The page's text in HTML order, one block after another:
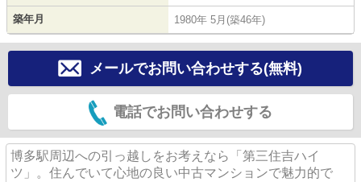
築年月 1980年 5月(築46年)
メールでお問い合わせする(無料)
電話でお問い合わせする
博多駅周辺への引っ越しをお考えなら「第三住吉ハイ
ツ」。住んでいて心地の良い中古マンションで魅力的で